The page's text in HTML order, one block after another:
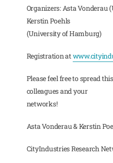
Organizers: Asta Vonderau
Kerstin Poehls
(University of Hamburg)
Registration at
Please feel free to spread
colleagues and your
networks!
Asta Vonderau & Kerstin
CityIndustries Research